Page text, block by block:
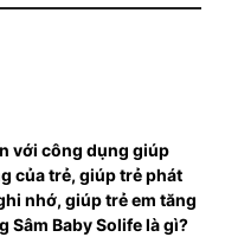
với công dụng giúp
của trẻ, giúp trẻ phát
nhớ, giúp trẻ em tăng
Sâm Baby Solife là gì?